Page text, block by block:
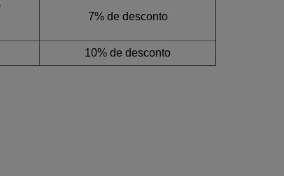
7% de desconto
10% de desconto